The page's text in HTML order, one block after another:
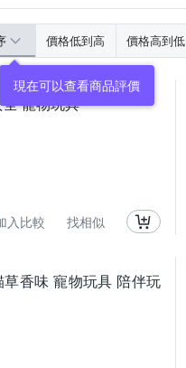
價格低到高 價格高到低
寵物玩具
入比較 找相似
香味 寵物玩具 陪伴玩